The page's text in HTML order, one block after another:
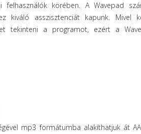
körében. A Wavepad
kiváló asszisztenciát kapunk. Mivel
tekinteni a programot, ezért a
mp3 formátumba alakíthatjuk át